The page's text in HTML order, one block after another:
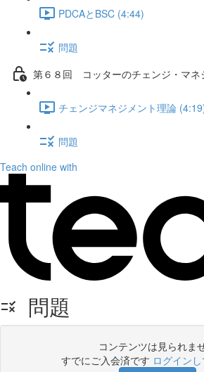
PDCAとBSC (4:44)
問題
第６８回 コッターのチェンジ・マネ
チェンジマネジメント理論
問題
Teach online with
問題
コンテンツは見られま
すでにご入会済です ログイン